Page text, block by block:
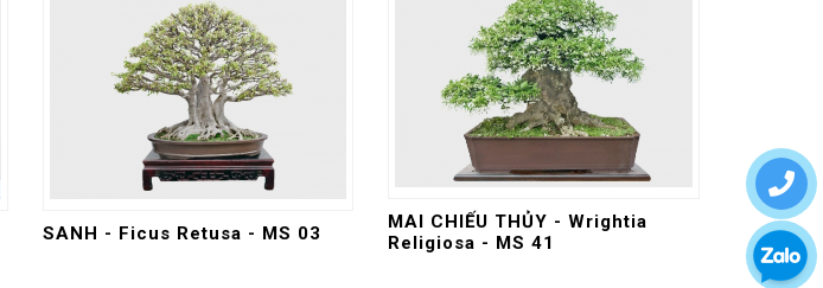
SANH - Ficus Retusa - MS 03
MAI CHIẾU THỦY - Wrightia
Religiosa - MS 41